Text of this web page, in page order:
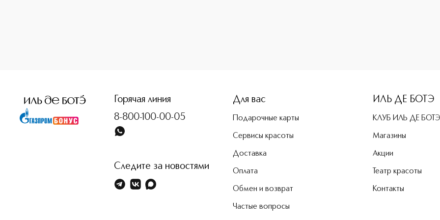
Горячая линия
8-800-100-00-05
Следите за новостями
Для вас
Подарочные карты
Сервисы красоты
Доставка
Оплата
Обмен и возврат
Частые вопросы
ИЛЬ ДЕ БОТЭ
КЛУБ ИЛЬ ДЕ БОТЭ
Магазины
Акции
Театр красоты
Контакты